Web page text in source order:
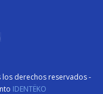
derechos reservados -
IDENTËKO